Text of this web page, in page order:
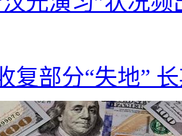
复部分“失地”